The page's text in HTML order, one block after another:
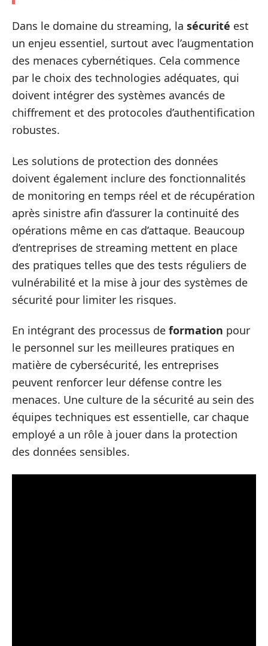
Dans le domaine du streaming, la sécurité est
un enjeu essentiel, surtout avec l’augmentation
des menaces cybernétiques. Cela commence
par le choix des technologies adéquates, qui
doivent intégrer des systèmes avancés de
chiffrement et des protocoles d’authentification
robustes.
Les solutions de protection des données
doivent également inclure des fonctionnalités
de monitoring en temps réel et de récupération
après sinistre afin d’assurer la continuité des
opérations même en cas d’attaque. Beaucoup
d’entreprises de streaming mettent en place
des pratiques telles que des tests réguliers de
vulnérabilité et la mise à jour des systèmes de
sécurité pour limiter les risques.
En intégrant des processus de formation pour
le personnel sur les meilleures pratiques en
matière de cybersécurité, les entreprises
peuvent renforcer leur défense contre les
menaces. Une culture de la sécurité au sein des
équipes techniques est essentielle, car chaque
employé a un rôle à jouer dans la protection
des données sensibles.